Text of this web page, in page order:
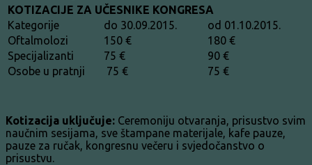
KOTIZACIJE ZA UČESNIKE KONGRESA
Kategorije
do 30.09.2015.
od 01.10.2015.
Oftalmolozi
150 €
180 €
Specijalizanti
75 €
90 €
Osobe u pratnji
75 € 75 €
Kotizacija uključuje: Ceremoniju otvaranja, prisustvo svim
naučnim sesijama, sve štampane materijale, kafe pauze,
pauze za ručak, kongresnu večeru i svjedočanstvo o
prisustvu.